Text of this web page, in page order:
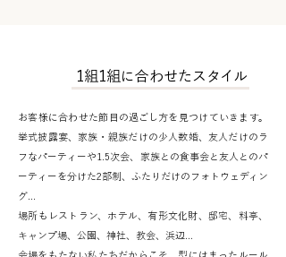
1組1組に合わせたスタイル
お客様に合わせた節目の過ごし方を見つけていきます。
挙式披露宴、家族・親族だけの少人数婚、友人だけのラ
フなパーティーや1.5次会、家族との食事会と友人とのパ
ーティーを分けた2部制、ふたりだけのフォトウェディン
グ...
場所もレストラン、ホテル、有形文化財、邸宅、料亭、
キャンプ場、公園、神社、教会、浜辺...
会場をもたない私たちだからこそ、型にはまったルール